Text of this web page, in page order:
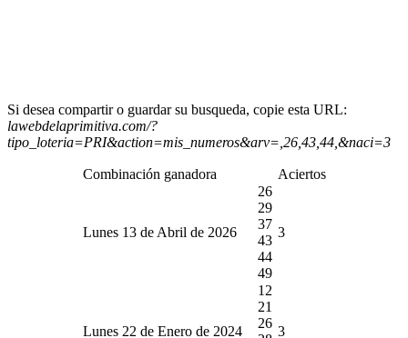
Si desea compartir o guardar su busqueda, copie esta URL:
lawebdelaprimitiva.com/?
tipo_loteria=PRI&action=mis_numeros&arv=,26,43,44,&naci=3
Combinación ganadora Aciertos
Lunes 13 de Abril de 2026
26
29
37
43
44
49
3
Lunes 22 de Enero de 2024
12
21
26
3